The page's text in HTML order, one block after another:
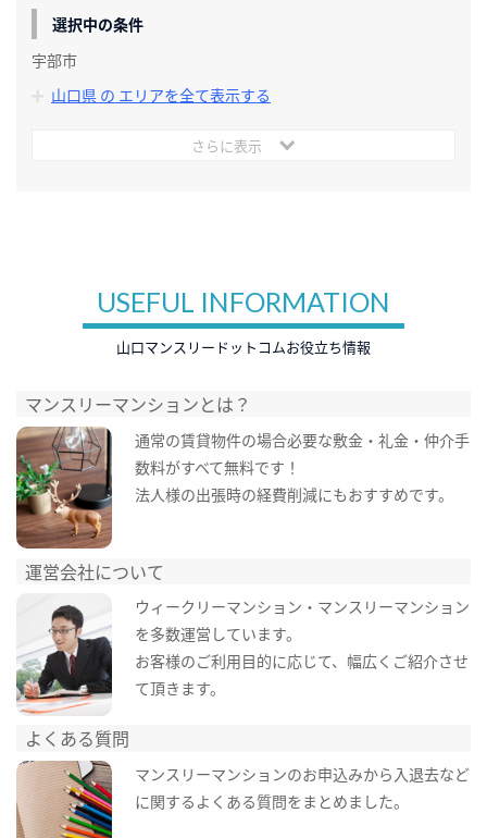
選択中の条件
宇部市
山口県 の エリアを全て表示する
さらに表示
USEFUL INFORMATION
山口マンスリードットコムお役立ち情報
マンスリーマンションとは？
通常の賃貸物件の場合必要な敷金・礼金・仲介手
数料がすべて無料です！
法人様の出張時の経費削減にもおすすめです。
運営会社について
ウィークリーマンション・マンスリーマンション
を多数運営しています。
お客様のご利用目的に応じて、幅広くご紹介させ
て頂きます。
よくある質問
マンスリーマンションのお申込みから入退去など
に関するよくある質問をまとめました。